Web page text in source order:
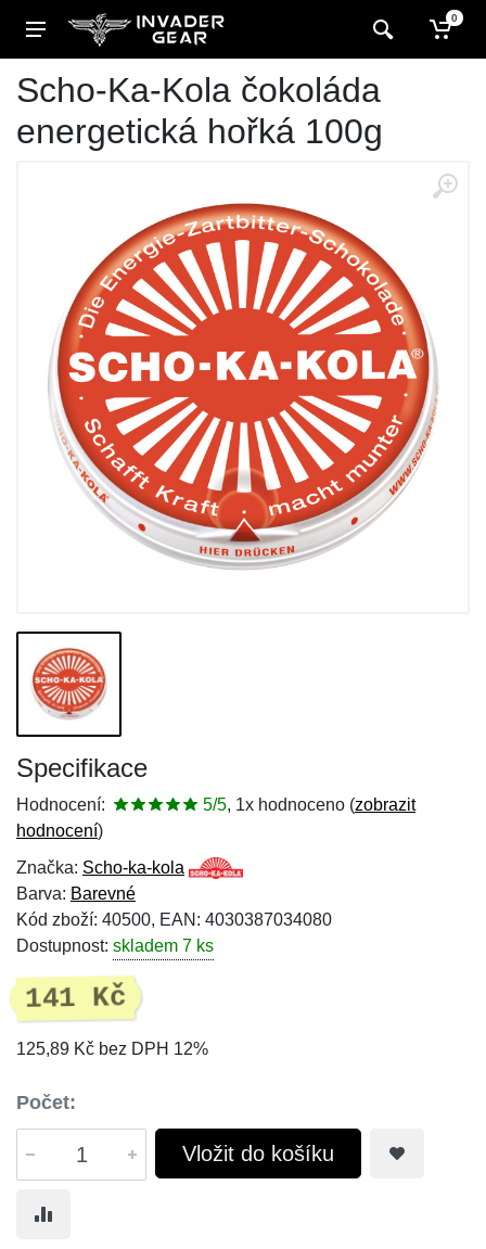
0
Scho-Ka-Kola čokoláda
energetická hořká 100g
Specifikace
Hodnocení: 5/5, 1x hodnoceno (zobrazit
hodnocení)
Značka: Scho-ka-kola
Barva: Barevné
Kód zboží: 40500, EAN: 4030387034080
Dostupnost: skladem 7 ks
141 Kč
125,89 Kč bez DPH 12%
Počet:
Vložit do košíku